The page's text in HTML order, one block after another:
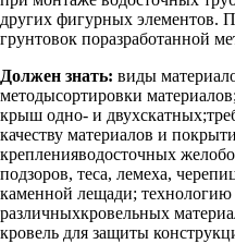
других фигурных элементов.
грунтовок поразработанной
Должен знать: виды
методысортировки
крыш одно- и
качеству материалов и
крепленияводосточных
подзоров, теса, лемеха,
каменной лещади; технологию
различныхкровельных
кровель для защиты